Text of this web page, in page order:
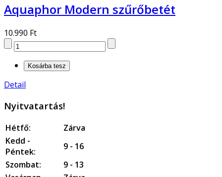
Aquaphor Modern szűrőbetét
10.990 Ft
Detail
Nyitvatartás!
Hétfő:
Zárva
Kedd -
Péntek:
9 - 16
Szombat:
9 - 13